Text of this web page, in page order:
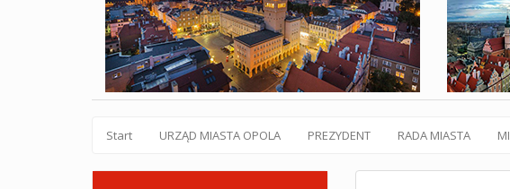
Start URZĄD MIASTA OPOLA PREZYDENT RADA MIASTA